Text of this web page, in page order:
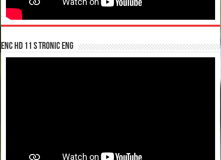
enc hd 11 S tronic ENG